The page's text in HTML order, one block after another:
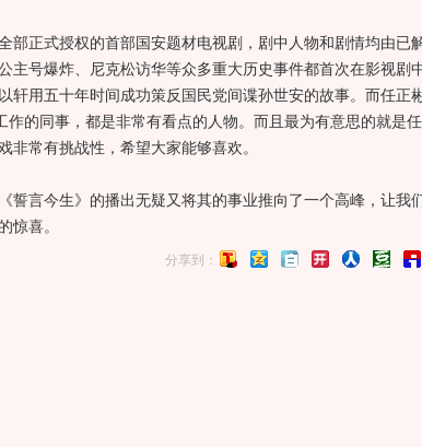
正式授权的首部国安题材电视剧，剧中人物和剧情均由已
主号爆炸、尼克松访华等众多重大历史事件都首次在影视剧
轩用五十年时间成功策反国民党间谍孙世安的故事。而任正
作的同事，都是非常有看点的人物。而且最为有意思的就是
非常有挑战性，希望大家能够喜欢。
言今生》的播出无疑又将其的事业推向了一个高峰，让我
惊喜。
分享到：